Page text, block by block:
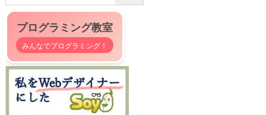
プログラミング教室
みんなでプログラミング！